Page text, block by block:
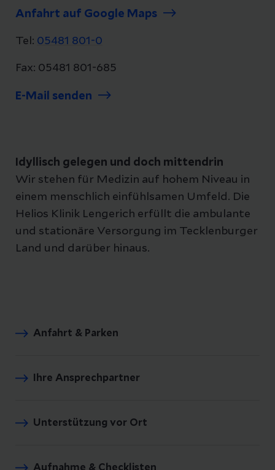
Anfahrt auf Google Maps
Tel: 05481 801-0
Fax: 05481 801-685
E-Mail senden
Idyllisch gelegen und doch mittendrin
Wir stehen für Medizin auf hohem Niveau in
einem menschlich einfühlsamen Umfeld. Die
Helios Klinik Lengerich erfüllt die ambulante
und stationäre Versorgung im Tecklenburger
Land und darüber hinaus.
Anfahrt & Parken
Ihre Ansprechpartner
Unterstützung vor Ort
Aufnahme & Checklisten